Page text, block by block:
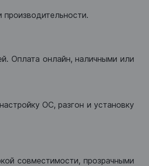
Оплата онлайн, наличными или
ОС, разгон и установку
совместимости, прозрачными